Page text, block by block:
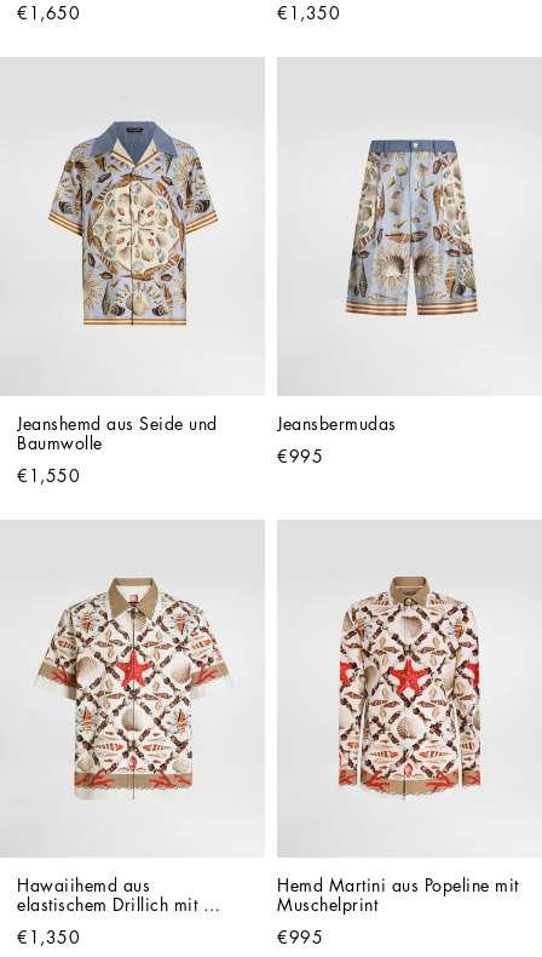
€1,650
€1,350
Jeanshemd aus Seide und
Baumwolle
€1,550
Jeansbermudas
€995
Hawaiihemd aus
elastischem Drillich mit
€1,350
Hemd Martini aus Popeline mit
Muschelprint
€995